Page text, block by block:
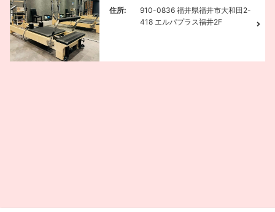
住所:
910-0836 福井県福井市大和田2-
418 エルパプラス福井2F